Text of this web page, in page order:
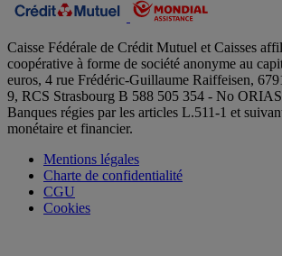
Caisse Fédérale de Crédit Mutuel et Caisses
coopérative à forme de société anonyme au
euros, 4 rue Frédéric-Guillaume Raiffeisen,
9, RCS Strasbourg B 588 505 354 - No
Banques régies par les articles L.511-1 et
monétaire et financier.
Mentions légales
Charte de confidentialité
CGU
Cookies